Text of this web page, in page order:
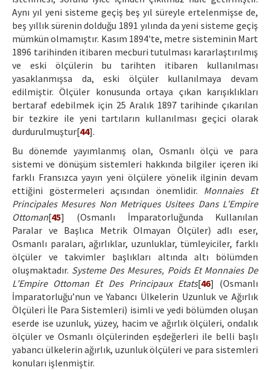
Aynı yıl yeni sisteme geçiş beş yıl süreyle ertelenmişse de,
beş yıllık sürenin dolduğu 1891 yılında da yeni sisteme geçiş
mümkün olmamıştır. Kasım 1894'te, metre sisteminin Mart
1896 tarihinden itibaren mecburi tutulması kararlaştırılmış
ve eski ölçülerin bu tarihten itibaren kullanılması
yasaklanmışsa da, eski ölçüler kullanılmaya devam
edilmiştir. Ölçüler konusunda ortaya çıkan karışıklıkları
bertaraf edebilmek için 25 Aralık 1897 tarihinde çıkarılan
bir tezkire ile yeni tartıların kullanılması geçici olarak
durdurulmuştur[44].
Bu dönemde yayımlanmış olan, Osmanlı ölçü ve para
sistemi ve dönüşüm sistemleri hakkında bilgiler içeren iki
farklı Fransızca yayın yeni ölçülere yönelik ilginin devam
ettiğini göstermeleri açısından önemlidir. Monnaies Et
Principales Mesures Non Metriques Usitees Dans L’Empire
Ottoman[45] (Osmanlı İmparatorluğunda Kullanılan
Paralar ve Başlıca Metrik Olmayan Ölçüler) adlı eser,
Osmanlı paraları, ağırlıklar, uzunluklar, tümleyiciler, farklı
ölçüler ve takvimler başlıkları altında altı bölümden
oluşmaktadır. Systeme Des Mesures, Poids Et Monnaies De
L’Empire Ottoman Et Des Principaux Etats[46] (Osmanlı
İmparatorluğu’nun ve Yabancı Ülkelerin Uzunluk ve Ağırlık
Ölçüleri İle Para Sistemleri) isimli ve yedi bölümden oluşan
eserde ise uzunluk, yüzey, hacim ve ağırlık ölçüleri, ondalık
ölçüler ve Osmanlı ölçülerinden eşdeğerleri ile belli başlı
yabancı ülkelerin ağırlık, uzunluk ölçüleri ve para sistemleri
konuları işlenmiştir.